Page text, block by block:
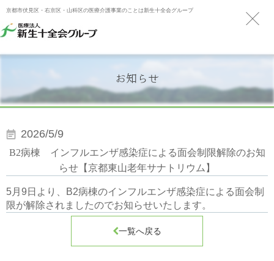
京都市伏見区・右京区・山科区の医療介護事業のことは新生十全会グループ
お知らせ
2026/5/9
B2病棟 インフルエンザ感染症による面会制限解除のお知
らせ【京都東山老年サナトリウム】
5月9 日より、B2病棟のインフルエンザ感染症による面会制
限が解除されましたのでお知らせいたします。
一覧へ戻る